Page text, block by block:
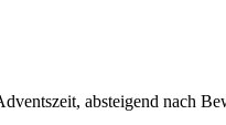
absteigend nach